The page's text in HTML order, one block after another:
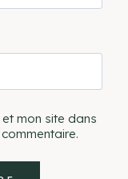
mon site dans